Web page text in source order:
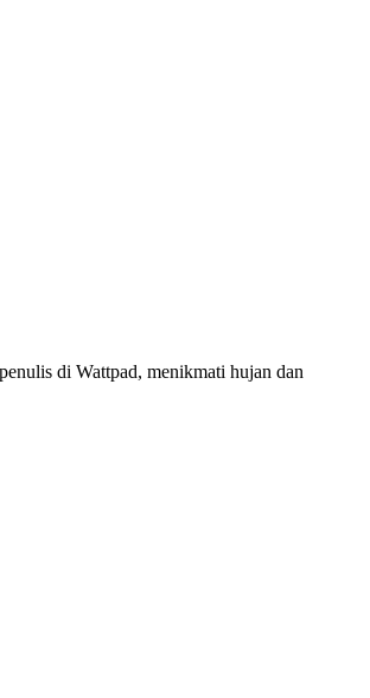
di Wattpad, menikmati hujan dan